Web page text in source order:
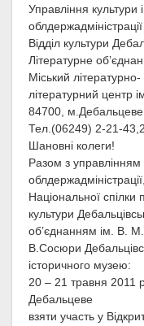
Управління культури
облдержадміністрації
Відділ культури
Літературне
Міський
літературний центр
84700,
Тел.(06249) 2-21-
Шановні колеги!
Разом з управлінням
Національної спілки
культури
об’єднанням ім. В.
В.Сосюри
історичного музею:
20 – 21 травня 2011
Дебальцеве
взяти участь у